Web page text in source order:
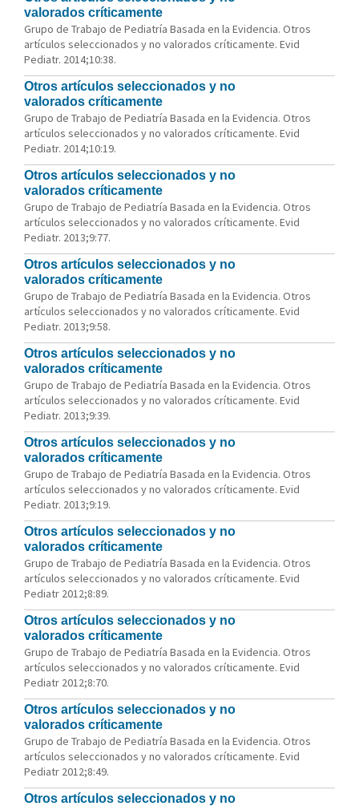
valorados críticamente
Grupo de Trabajo de Pediatría Basada en la Evidencia. Otros
artículos seleccionados y no valorados críticamente. Evid
Pediatr. 2014;10:38.
Otros artículos seleccionados y no
valorados críticamente
Grupo de Trabajo de Pediatría Basada en la Evidencia. Otros
artículos seleccionados y no valorados críticamente. Evid
Pediatr. 2014;10:19.
Otros artículos seleccionados y no
valorados críticamente
Grupo de Trabajo de Pediatría Basada en la Evidencia. Otros
artículos seleccionados y no valorados críticamente. Evid
Pediatr. 2013;9:77.
Otros artículos seleccionados y no
valorados críticamente
Grupo de Trabajo de Pediatría Basada en la Evidencia. Otros
artículos seleccionados y no valorados críticamente. Evid
Pediatr. 2013;9:58.
Otros artículos seleccionados y no
valorados críticamente
Grupo de Trabajo de Pediatría Basada en la Evidencia. Otros
artículos seleccionados y no valorados críticamente. Evid
Pediatr. 2013;9:39.
Otros artículos seleccionados y no
valorados críticamente
Grupo de Trabajo de Pediatría Basada en la Evidencia. Otros
artículos seleccionados y no valorados críticamente. Evid
Pediatr. 2013;9:19.
Otros artículos seleccionados y no
valorados críticamente
Grupo de Trabajo de Pediatría Basada en la Evidencia. Otros
artículos seleccionados y no valorados críticamente. Evid
Pediatr 2012;8:89.
Otros artículos seleccionados y no
valorados críticamente
Grupo de Trabajo de Pediatría Basada en la Evidencia. Otros
artículos seleccionados y no valorados críticamente. Evid
Pediatr 2012;8:70.
Otros artículos seleccionados y no
valorados críticamente
Grupo de Trabajo de Pediatría Basada en la Evidencia. Otros
artículos seleccionados y no valorados críticamente. Evid
Pediatr 2012;8:49.
Otros artículos seleccionados y no